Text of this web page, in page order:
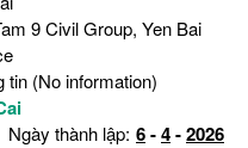
9 Civil Group, Yen Bai
tin (No information)
Ngày thành lập: 6-4-2026